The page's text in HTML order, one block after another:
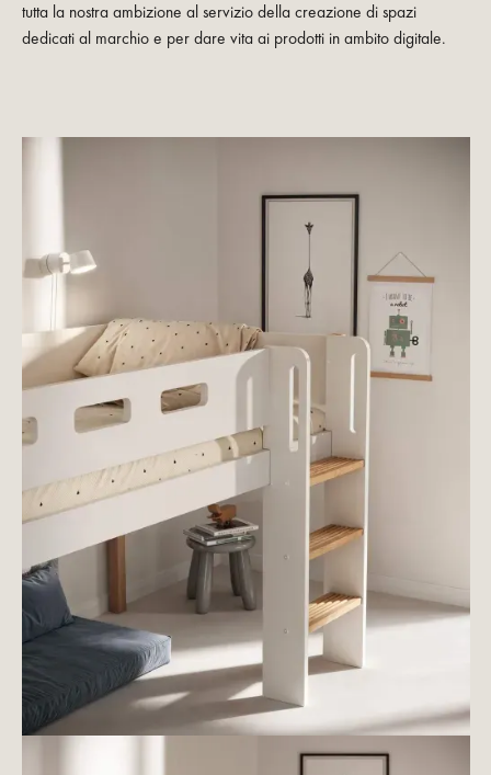
tutta la nostra ambizione al servizio della creazione di spazi
dedicati al marchio e per dare vita ai prodotti in ambito digitale.